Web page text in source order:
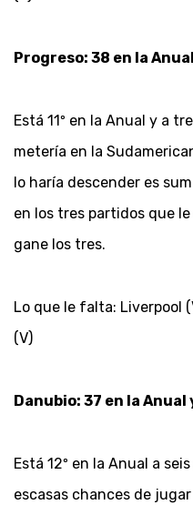
Progreso: 38 en la
Está 11º en la Anual y a
metería en la
lo haría descender es
en los tres partidos que
gane los tres.
Lo que le falta: Liverpool
(V)
Danubio: 37 en la Anual
Está 12º en la Anual a
escasas chances de